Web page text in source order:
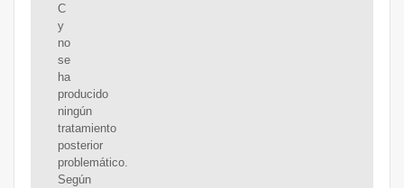
C
y
no
se
ha
producido
ningún
tratamiento
posterior
problemático.
Según